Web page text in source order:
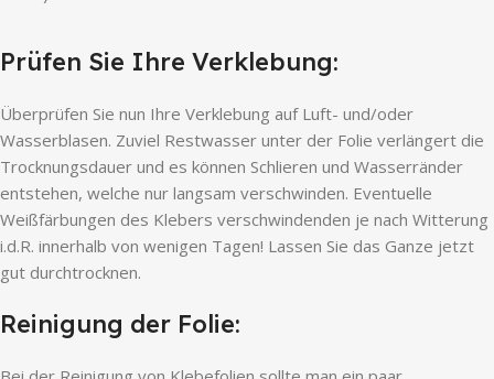
Prüfen Sie Ihre Verklebung:
Überprüfen Sie nun Ihre Verklebung auf Luft- und/oder
Wasserblasen. Zuviel Restwasser unter der Folie verlängert die
Trocknungsdauer und es können Schlieren und Wasserränder
entstehen, welche nur langsam verschwinden. Eventuelle
Weißfärbungen des Klebers verschwindenden je nach Witterung
i.d.R. innerhalb von wenigen Tagen! Lassen Sie das Ganze jetzt
gut durchtrocknen.
Reinigung der Folie: